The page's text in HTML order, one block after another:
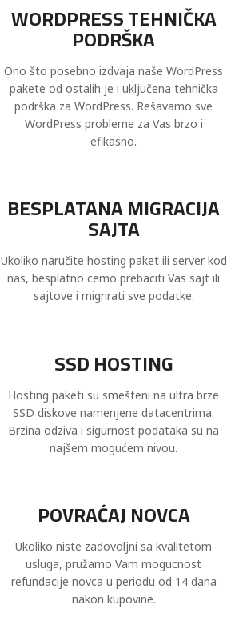
WORDPRESS TEHNIČKA
PODRŠKA
Ono što posebno izdvaja naše WordPress
pakete od ostalih je i uključena tehnička
podrška za WordPress. Rešavamo sve
WordPress probleme za Vas brzo i
efikasno.
BESPLATANA MIGRACIJA
SAJTA
Ukoliko naručite hosting paket ili server kod
nas, besplatno cemo prebaciti Vas sajt ili
sajtove i migrirati sve podatke.
SSD HOSTING
Hosting paketi su smešteni na ultra brze
SSD diskove namenjene datacentrima.
Brzina odziva i sigurnost podataka su na
najšem mogućem nivou.
POVRAĆAJ NOVCA
Ukoliko niste zadovoljni sa kvalitetom
usluga, pružamo Vam mogucnost
refundacije novca u periodu od 14 dana
nakon kupovine.